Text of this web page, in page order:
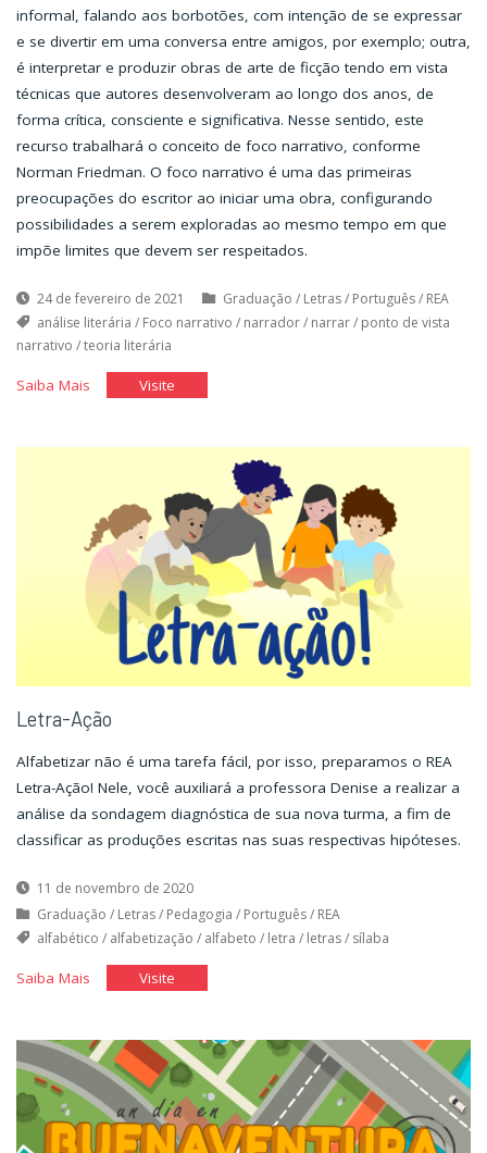
informal, falando aos borbotões, com intenção de se expressar
e se divertir em uma conversa entre amigos, por exemplo; outra,
é interpretar e produzir obras de arte de ficção tendo em vista
técnicas que autores desenvolveram ao longo dos anos, de
forma crítica, consciente e significativa. Nesse sentido, este
recurso trabalhará o conceito de foco narrativo, conforme
Norman Friedman. O foco narrativo é uma das primeiras
preocupações do escritor ao iniciar uma obra, configurando
possibilidades a serem exploradas ao mesmo tempo em que
impõe limites que devem ser respeitados.
24 de fevereiro de 2021 Graduação / Letras/ Português/ REA
análise literária / Foco narrativo / narrador/ narrar/ ponto de vista
narrativo /teoria literária
Saiba Mais"Foco
Visite"Foco
Letra-Ação
Alfabetizar não é uma tarefa fácil, por isso, preparamos o REA
Letra-Ação! Nele, você auxiliará a professora Denise a realizar a
análise da sondagem diagnóstica de sua nova turma, a fim de
classificar as produções escritas nas suas respectivas hipóteses.
11 de novembro de 2020
Graduação / Letras/ Pedagogia / Português/ REA
alfabético / alfabetização / alfabeto / letra / letras/ sílaba
Saiba Mais"Letra-
Visite"Letra-